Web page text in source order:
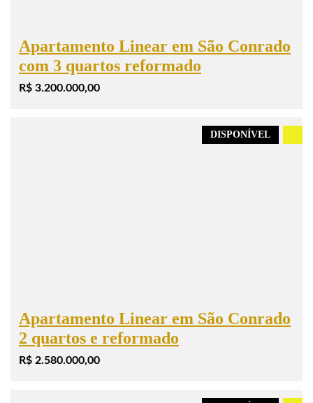
Apartamento Linear em São Conrado
com 3 quartos reformado
R$ 3.200.000,00
DISPONÍVEL
Apartamento Linear em São Conrado
2 quartos e reformado
R$ 2.580.000,00